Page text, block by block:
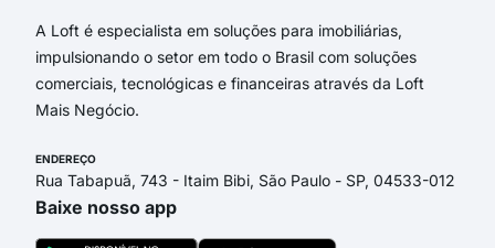
A Loft é especialista em soluções para imobiliárias,
impulsionando o setor em todo o Brasil com soluções
comerciais, tecnológicas e financeiras através da Loft
Mais Negócio.
ENDEREÇO
Rua Tabapuã, 743 - Itaim Bibi, São Paulo - SP, 04533-012
Baixe nosso app